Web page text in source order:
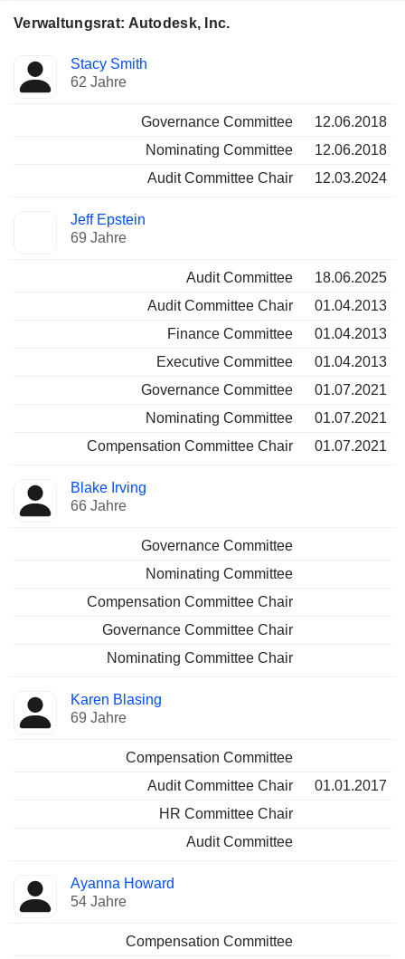
Verwaltungsrat: Autodesk, Inc.
Verwaltungsratsmitglied
Stacy Smith
62 Jahre
Governance Committee
12.06.2018
Nominating Committee
12.06.2018
Audit Committee Chair
12.03.2024
Jeff Epstein
69 Jahre
Audit Committee
18.06.2025
Audit Committee Chair
01.04.2013
Finance Committee
01.04.2013
Executive Committee
01.04.2013
Governance Committee
01.07.2021
Nominating Committee
01.07.2021
Compensation Committee Chair
01.07.2021
Blake Irving
66 Jahre
Governance Committee
Nominating Committee
Compensation Committee Chair
Governance Committee Chair
Nominating Committee Chair
Karen Blasing
69 Jahre
Compensation Committee
Audit Committee Chair
01.01.2017
HR Committee Chair
Audit Committee
Ayanna Howard
54 Jahre
Compensation Committee